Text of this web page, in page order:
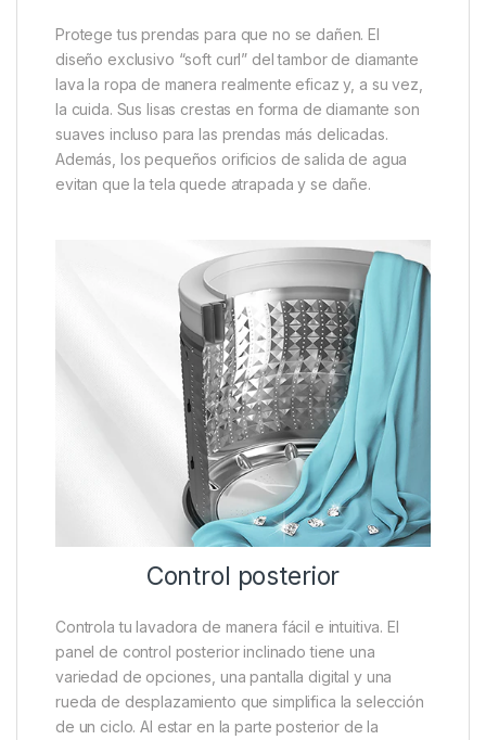
Protege tus prendas para que no se dañen. El
diseño exclusivo “soft curl” del tambor de diamante
lava la ropa de manera realmente eficaz y, a su vez,
la cuida. Sus lisas crestas en forma de diamante son
suaves incluso para las prendas más delicadas.
Además, los pequeños orificios de salida de agua
evitan que la tela quede atrapada y se dañe.
Control posterior
Controla tu lavadora de manera fácil e intuitiva. El
panel de control posterior inclinado tiene una
variedad de opciones, una pantalla digital y una
rueda de desplazamiento que simplifica la selección
de un ciclo. Al estar en la parte posterior de la